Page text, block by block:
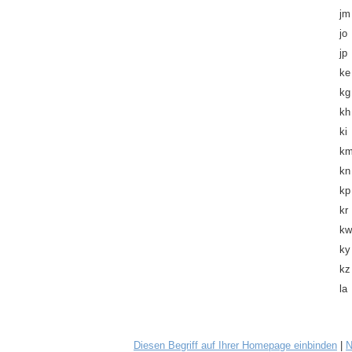
jm
jo
jp
ke
kg
kh
ki
km
kn
kp
kr
kw
ky
kz
la
Diesen Begriff auf Ihrer Homepage einbinden